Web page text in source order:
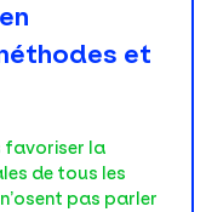
et
de tous les
pas parler